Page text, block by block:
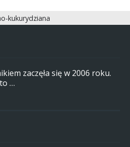
kukurydziana
zaczęła się w 2006 roku.
…